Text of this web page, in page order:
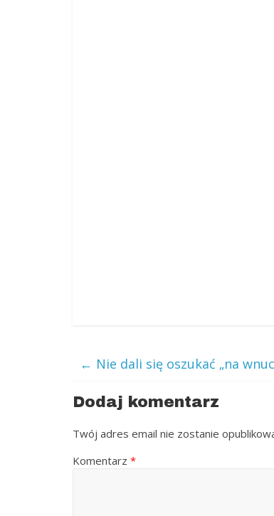
← Nie dali się oszukać „na
Dodaj komentarz
Twój adres email nie zostanie
Komentarz *